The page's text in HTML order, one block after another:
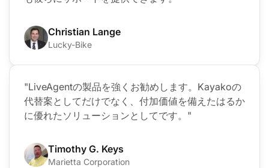
Christian Lange
Lucky-Bike
"LiveAgentの製品を強くお勧めします。Kayakoの
代替案としてだけでなく、付加価値を備えたはるか
に優れたソリューションとしてです。"
Timothy G. Keys
Marietta Corporation